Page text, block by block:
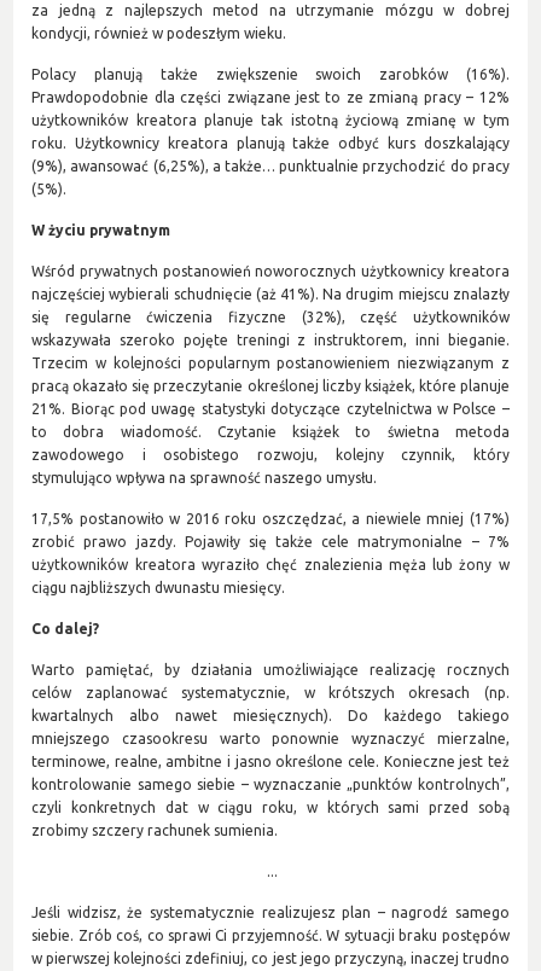
za jedną z najlepszych metod na utrzymanie mózgu w dobrej
kondycji, również w podeszłym wieku.
Polacy planują także zwiększenie swoich zarobków (16%).
Prawdopodobnie dla części związane jest to ze zmianą pracy – 12%
użytkowników kreatora planuje tak istotną życiową zmianę w tym
roku. Użytkownicy kreatora planują także odbyć kurs doszkalający
(9%), awansować (6,25%), a także… punktualnie przychodzić do pracy
(5%).
W życiu prywatnym
Wśród prywatnych postanowień noworocznych użytkownicy kreatora
najczęściej wybierali schudnięcie (aż 41%). Na drugim miejscu znalazły
się regularne ćwiczenia fizyczne (32%), część użytkowników
wskazywała szeroko pojęte treningi z instruktorem, inni bieganie.
Trzecim w kolejności popularnym postanowieniem niezwiązanym z
pracą okazało się przeczytanie określonej liczby książek, które planuje
21%. Biorąc pod uwagę statystyki dotyczące czytelnictwa w Polsce –
to dobra wiadomość. Czytanie książek to świetna metoda
zawodowego i osobistego rozwoju, kolejny czynnik, który
stymulująco wpływa na sprawność naszego umysłu.
17,5% postanowiło w 2016 roku oszczędzać, a niewiele mniej (17%)
zrobić prawo jazdy. Pojawiły się także cele matrymonialne – 7%
użytkowników kreatora wyraziło chęć znalezienia męża lub żony w
ciągu najbliższych dwunastu miesięcy.
Co dalej?
Warto pamiętać, by działania umożliwiające realizację rocznych
celów zaplanować systematycznie, w krótszych okresach (np.
kwartalnych albo nawet miesięcznych). Do każdego takiego
mniejszego czasookresu warto ponownie wyznaczyć mierzalne,
terminowe, realne, ambitne i jasno określone cele. Konieczne jest też
kontrolowanie samego siebie – wyznaczanie „punktów kontrolnych”,
czyli konkretnych dat w ciągu roku, w których sami przed sobą
zrobimy szczery rachunek sumienia.
...
Jeśli widzisz, że systematycznie realizujesz plan – nagrodź samego
siebie. Zrób coś, co sprawi Ci przyjemność. W sytuacji braku postępów
w pierwszej kolejności zdefiniuj, co jest jego przyczyną, inaczej trudno